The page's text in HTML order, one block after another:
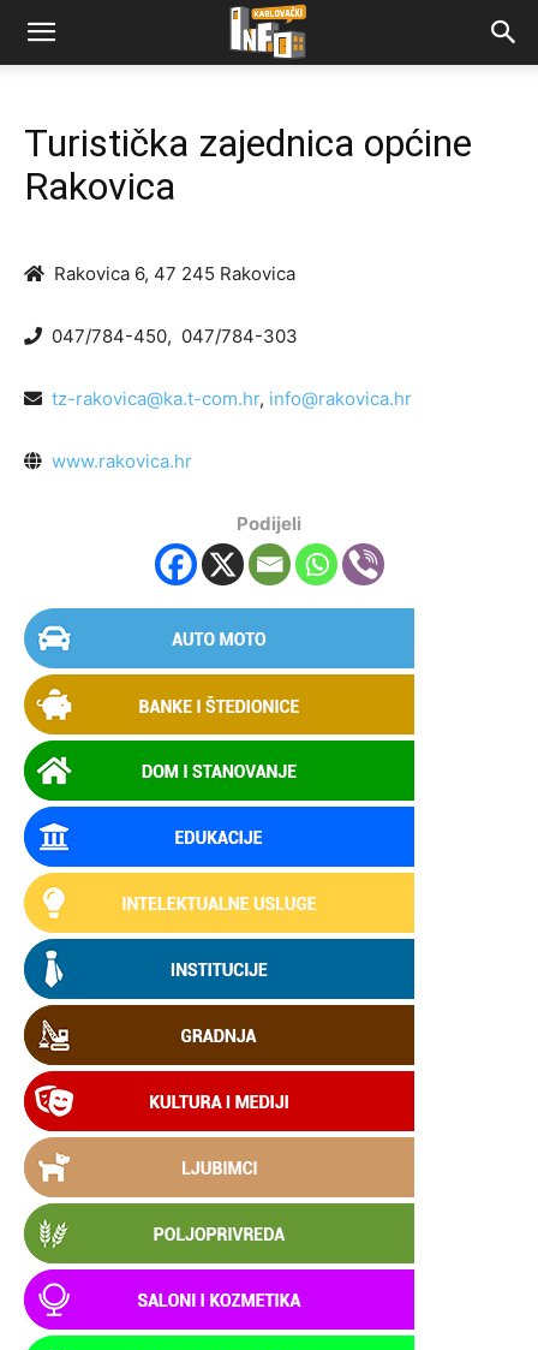
Turistička zajednica općine
Rakovica
Rakovica 6, 47 245 Rakovica
047/784-450, 047/784-303
tz-rakovica@ka.t-com.hr, info@rakovica.hr
www.rakovica.hr
Podijeli